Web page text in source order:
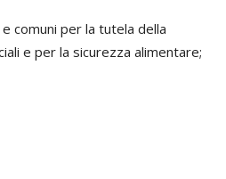
comuni per la tutela della
e per la sicurezza alimentare;